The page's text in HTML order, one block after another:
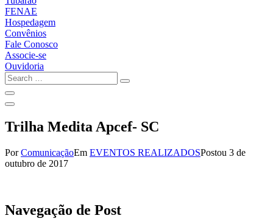
FENAE
Hospedagem
Convênios
Fale Conosco
Associe-se
Ouvidoria
Trilha Medita Apcef- SC
PorComunicaçãoEm EVENTOS REALIZADOSPostou 3 de
outubro de 2017
Navegação de Post